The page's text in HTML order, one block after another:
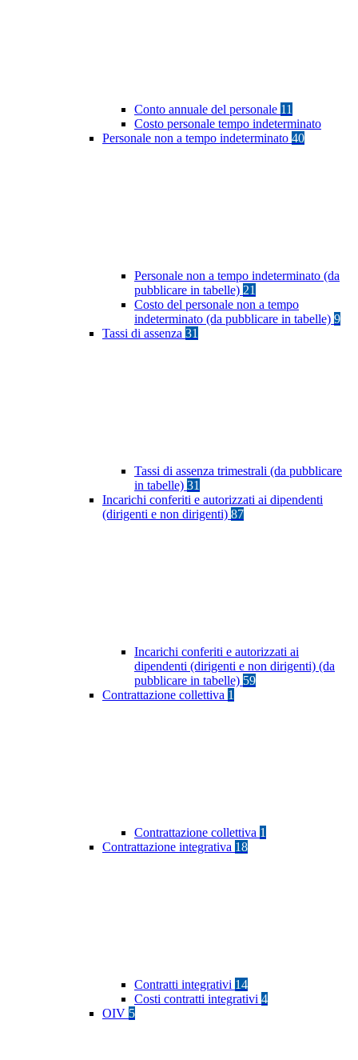
Conto annuale del personale 11
Costo personale tempo indeterminato
Personale non a tempo indeterminato 40
Personale non a tempo indeterminato (da
pubblicare in tabelle) 21
Costo del personale non a tempo
indeterminato (da pubblicare in tabelle) 9
Tassi di assenza 31
Tassi di assenza trimestrali (da pubblicare
in tabelle) 31
Incarichi conferiti e autorizzati ai dipendenti
(dirigenti e non dirigenti) 87
Incarichi conferiti e autorizzati ai
dipendenti (dirigenti e non dirigenti) (da
pubblicare in tabelle) 59
Contrattazione collettiva 1
Contrattazione collettiva 1
Contrattazione integrativa 18
Contratti integrativi 14
Costi contratti integrativi 4
OIV 5